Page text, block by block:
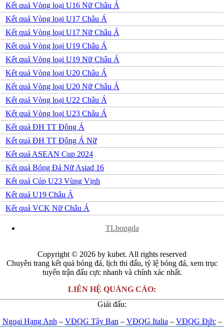
Kết quả Vòng loại U16 Nữ Châu Á
Kết quả Vòng loại U17 Châu Á
Kết quả Vòng loại U17 Nữ Châu Á
Kết quả Vòng loại U19 Châu Á
Kết quả Vòng loại U19 Nữ Châu Á
Kết quả Vòng loại U20 Châu Á
Kết quả Vòng loại U20 Nữ Châu Á
Kết quả Vòng loại U22 Châu Á
Kết quả Vòng loại U23 Châu Á
Kết quả ĐH TT Đông Á
Kết quả ĐH TT Đông Á Nữ
Kết quả ASEAN Cup 2024
Kết quả Bóng Đá Nữ Asiad 16
Kết quả Cúp U23 Vùng Vịnh
Kết quả U19 Châu Á
Kết quả VCK Nữ Châu Á
TLbongda
Copyright © 2026 by kubet. All rights reserved
Chuyên trang kết quả bóng đá, lịch thi đấu, tỷ lệ bóng đá, xem trục
tuyến trận đấu cực nhanh và chính xác nhất.
LIÊN HỆ QUẢNG CÁO:
Giải đấu:
Ngoại Hạng Anh – VĐQG Tây Ban – VĐQG Italia – VĐQG Đức–